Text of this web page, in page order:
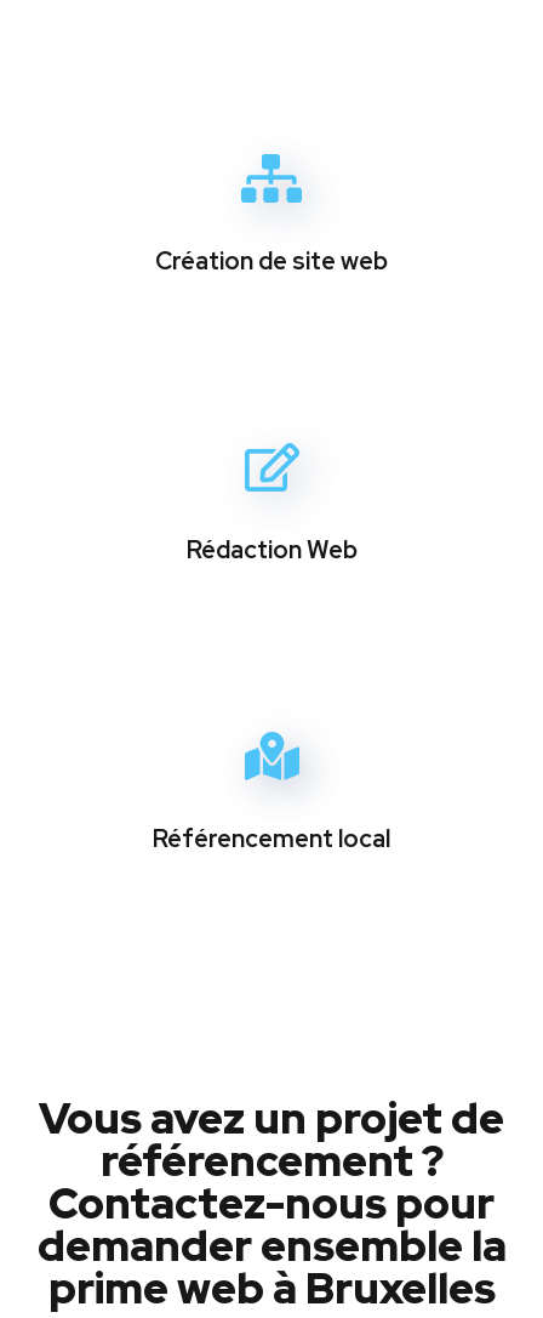
Création de site web
Rédaction Web
Référencement local
Vous avez un projet de
référencement ?
Contactez-nous pour
demander ensemble la
prime web à Bruxelles